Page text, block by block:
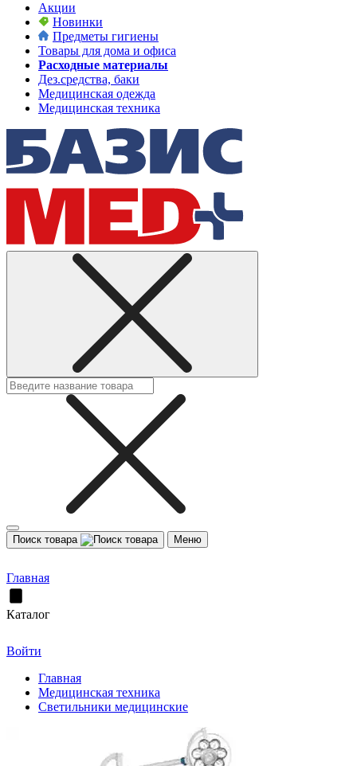
Акции
Новинки
Предметы гигиены
Товары для дома и офиса
Расходные материалы
Дез.средства, баки
Медицинская одежда
Медицинская техника
Поиск товара Меню
Главная
Каталог
Войти
Главная
Медицинская техника
Светильники медицинские